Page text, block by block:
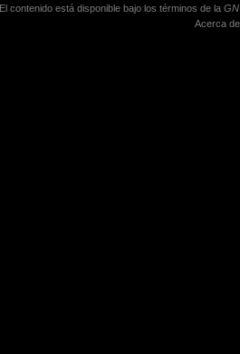
El contenido está disponible bajo los términos de la
Acerca